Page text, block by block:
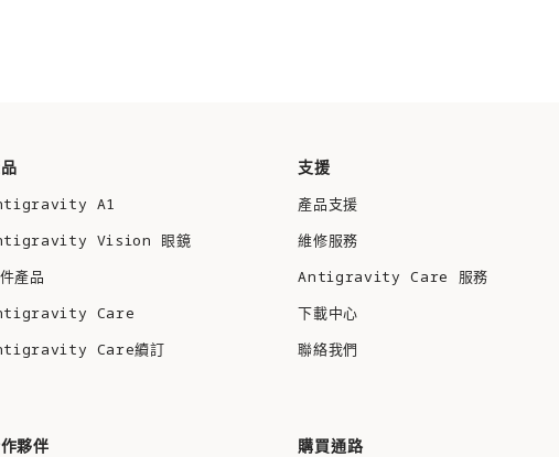
A1
Vision 眼鏡
產品
Care
Care續訂
支援
產品支援
維修服務
Antigravity Care 服務
下載中心
聯絡我們
夥伴 購買通路